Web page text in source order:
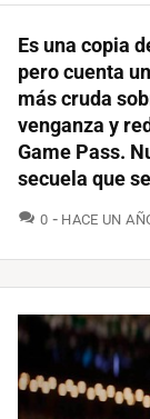
Es una copia
pero cuenta
más cruda
venganza y
Game Pass.
secuela que
0 COMENTARIOS
HACE UN